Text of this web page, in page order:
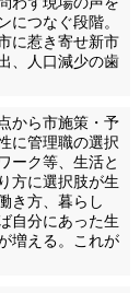
につなぐ段階。
に惹き寄せ新市
、人口減少の歯
から市施策・予
に管理職の選択
ーク等、生活と
方に選択肢が生
き方、暮らし
自分にあった生
増える。これが